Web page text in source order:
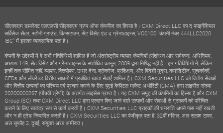
सीएक्सएम डायरेक्ट एलएलसी सीएक्सएम ग्रुप ऑफ कंपनीज का हिस्सा है। CXM Direct LLC का द फाइनेंशियल
सर्विसेज सेंटर, स्टोनी ग्राउंड, किंग्सटाउन, सेंट विंसेंट एंड द ग्रेनाडाइन्स, VC0100 "कंपनी नंबर 444LLC2020
IBC" में इसका व्यावसायिक पता है।
कंपनी के उद्देश्यों में वे सभी गतिविधियाँ शामिल हैं जो अंतर्राष्ट्रीय व्यापार कंपनियों (संशोधन और समेकन) अधिनियम,
अध्याय 149, सेंट विंसेंट और ग्रेनाडाइन्स के संशोधित कानून, 2009 द्वारा निषिद्ध नहीं हैं। इन गतिविधियों में, लेकिन
इन्हीं तक सीमित नहीं, व्यापार, वित्तपोषण, उधार देना, ब्रोकरेज, प्रशिक्षण, और विदेशी मुद्रा, कमोडिटीज, सूचकांकों,
CFDs और लीवरेज्ड वित्तीय साधनों में प्रबंधित खाता सेवाएँ शामिल हैं। CXM Securities LLC को वित्तीय सेवाओं
और वित्तीय उत्पादों का परिचय एवं प्रचार करने के लिए यूएई कैपिटल मार्केट अथॉरिटी (CMA) द्वारा लाइसेंस संख्या
20200000267 (पाँचवीं श्रेणी) के अंतर्गत लाइसेंस प्राप्त है। यह CXM समूह की कंपनियों का हिस्सा है और CXM
Group (SC) तथा CXM Direct LLC द्वारा प्रदान किए जाने वाले उत्पादों और सेवाओं से ग्राहकों को परिचित
कराने के लिए स्वतंत्र रूप से कार्य करती है। CXM Securities LLC ग्राहकों की धनराशि अपने पास नहीं रखती
और न ही ट्रेड निष्पादित करती है। CXM Securities LLC का पंजीकृत पता है: 32वीं मंज़िल, अल सलाम टावर,
अल सुफौह 2, दुबई, संयुक्त अरब अमीरात।